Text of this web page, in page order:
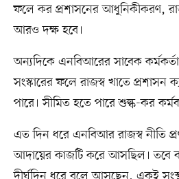
ফলে কর প্রশাসনের আধুনিকীকরণ,
আরও দক্ষ হবে।
অন্যদিকে এনবিআরের সাবেক
সংস্কারের ফলে রাজস্ব খাতে প্রশাসন
পারে। সীমিত হতে পারে শুল্ক-কর
এত দিন ধরে এনবিআর রাজস্ব নীতি
আদায়ের কাজটি করে আসছিল। তবে